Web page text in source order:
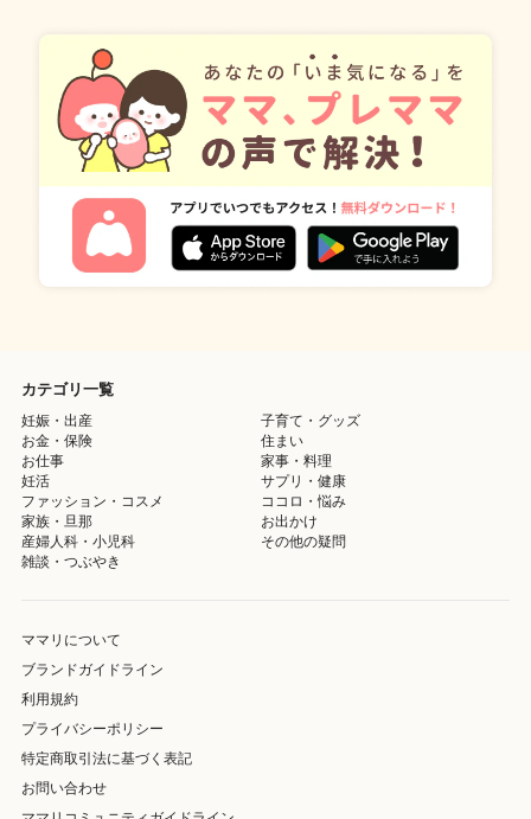
カテゴリ一覧
妊娠・出産
子育て・グッズ
お金・保険
住まい
お仕事
家事・料理
妊活
サプリ・健康
ファッション・コスメ
ココロ・悩み
家族・旦那
お出かけ
産婦人科・小児科
その他の疑問
雑談・つぶやき
ママリについて
ブランドガイドライン
利用規約
プライバシーポリシー
特定商取引法に基づく表記
お問い合わせ